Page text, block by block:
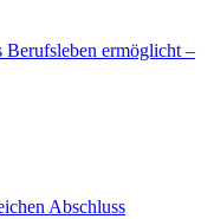
Berufsleben ermöglicht –
Abschluss